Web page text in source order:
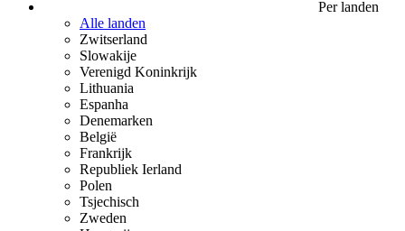
Per landen
Alle landen
Zwitserland
Slowakije
Verenigd Koninkrijk
Lithuania
Espanha
Denemarken
België
Frankrijk
Republiek Ierland
Polen
Tsjechisch
Zweden